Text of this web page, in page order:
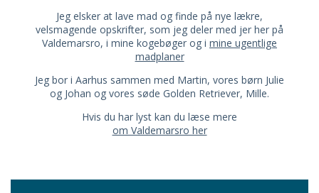
Jeg elsker at lave mad og finde på nye lækre,
velsmagende opskrifter, som jeg deler med jer her på
Valdemarsro, i mine kogebøger og i mine ugentlige
madplaner
Jeg bor i Aarhus sammen med Martin, vores børn Julie
og Johan og vores søde Golden Retriever, Mille.
Hvis du har lyst kan du læse mere
om Valdemarsro her